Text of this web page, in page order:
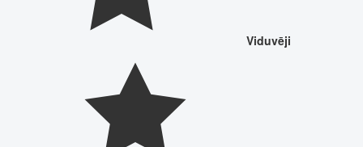
Viduvēji